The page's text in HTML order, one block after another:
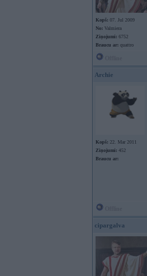
Kopš: 07. Jul 2009
No: Valmiera
Ziņojumi: 6752
Braucu ar: quattro
Archie
Kopš: 22. Mar 2011
Ziņojumi: 452
Braucu ar:
cipargalva